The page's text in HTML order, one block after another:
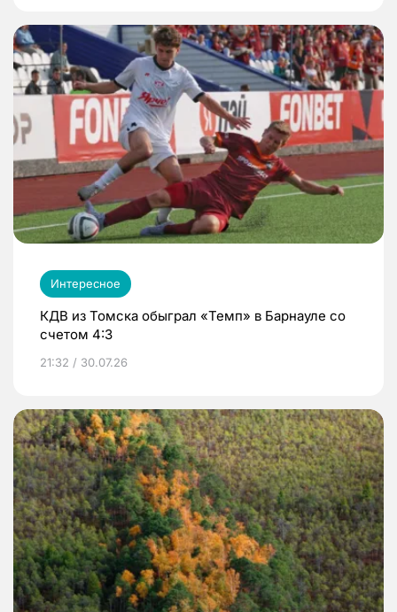
Интересное
КДВ из Томска обыграл «Темп» в Барнауле со
счетом 4:3
21:32 / 30.07.26